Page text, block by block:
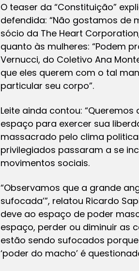
O teaser da “Constituição”
defendida: “Não gostamos de
sócio da The Heart
quanto às mulheres: “Podem
Vernucci, do Coletivo Ana
que eles querem com o tal
particular seu corpo”.
Leite ainda contou:
espaço para exercer sua
massacrado pelo clima
privilegiados passaram a se
movimentos sociais.
“Observamos que a grande
sufocada’”, relatou Ricardo
deve ao espaço de poder
espaço, perder ou diminuir as
estão sendo sufocados
‘poder do macho’ é